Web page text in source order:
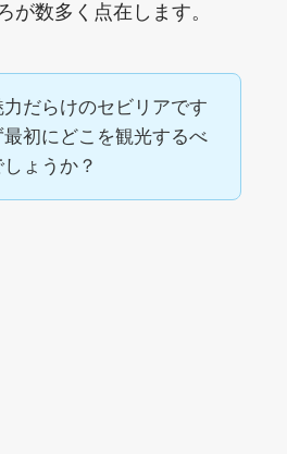
が数多く点在します。
だらけのセビリアです
最初にどこを観光するべ
ょうか？